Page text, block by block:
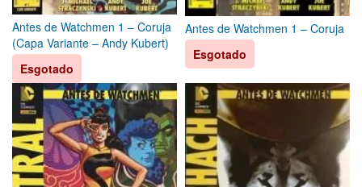
Antes de Watchmen 1 – Coruja
(Capa Variante – Andy Kubert)
Esgotado
Antes de Watchmen 1 – Coruja
Esgotado